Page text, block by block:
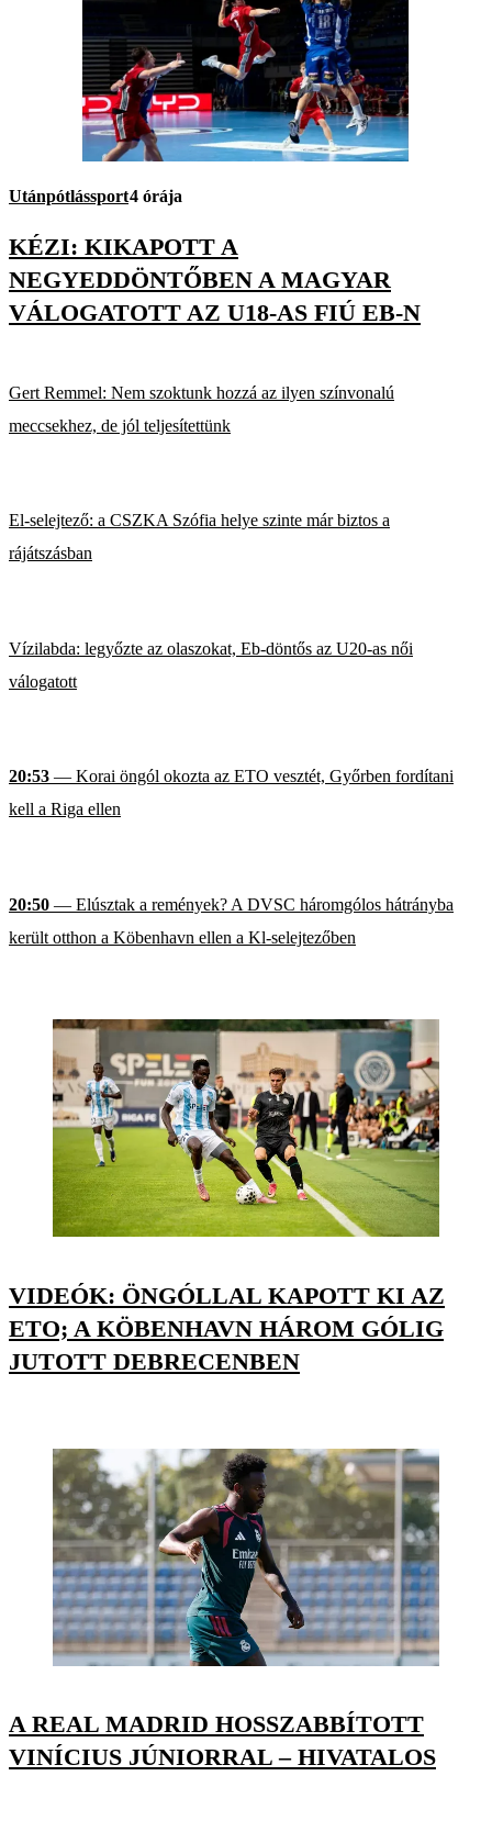
Utánpótlássport4 órája
KÉZI: KIKAPOTT A
NEGYEDDÖNTŐBEN A MAGYAR
VÁLOGATOTT AZ U18-AS FIÚ EB-N
Gert Remmel: Nem szoktunk hozzá az ilyen színvonalú
meccsekhez, de jól teljesítettünk
El-selejtező: a CSZKA Szófia helye szinte már biztos a
rájátszásban
Vízilabda: legyőzte az olaszokat, Eb-döntős az U20-as női
válogatott
20:53 — Korai öngól okozta az ETO vesztét, Győrben fordítani
kell a Riga ellen
20:50 — Elúsztak a remények? A DVSC háromgólos hátrányba
került otthon a Köbenhavn ellen a Kl-selejtezőben
VIDEÓK: ÖNGÓLLAL KAPOTT KI AZ
ETO; A KÖBENHAVN HÁROM GÓLIG
JUTOTT DEBRECENBEN
A REAL MADRID HOSSZABBÍTOTT
VINÍCIUS JÚNIORRAL – HIVATALOS